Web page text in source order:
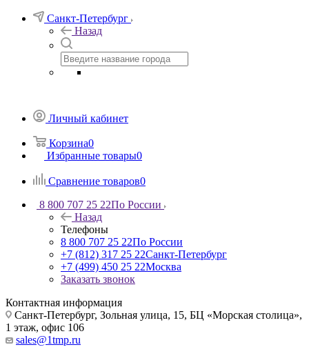
Санкт-Петербург
Назад
Личный кабинет
Корзина0
Избранные товары0
Сравнение товаров0
8 800 707 25 22По России
Назад
Телефоны
8 800 707 25 22По России
+7 (812) 317 25 22Санкт-Петербург
+7 (499) 450 25 22Москва
Заказать звонок
Контактная информация
Санкт-Петербург, Зольная улица, 15, БЦ «Морская столица»,
1 этаж, офис 106
sales@1tmp.ru